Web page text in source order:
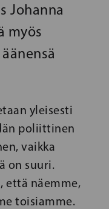
Johanna
myös
yleisesti
poliittinen
vaikka
on suuri.
että näemme,
toisiamme.